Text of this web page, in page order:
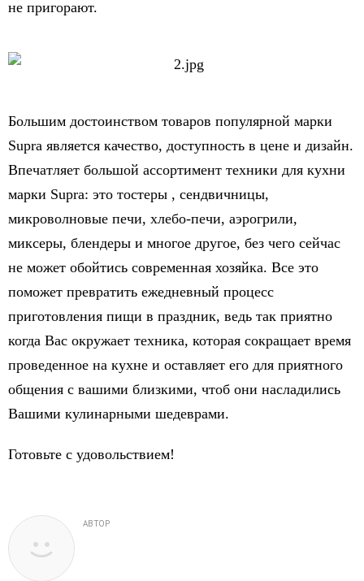
не пригорают.
Большим достоинством товаров популярной марки
Supra является качество, доступность в цене и дизайн.
Впечатляет большой ассортимент техники для кухни
марки Supra: это тостеры , сендвичницы,
микроволновые печи, хлебо-печи, аэрогрили,
миксеры, блендеры и многое другое, без чего сейчас
не может обойтись современная хозяйка. Все это
поможет превратить ежедневный процесс
приготовления пищи в праздник, ведь так приятно
когда Вас окружает техника, которая сокращает время
проведенное на кухне и оставляет его для приятного
общения с вашими близкими, чтоб они насладились
Вашими кулинарными шедеврами.
Готовьте с удовольствием!
АВТОР